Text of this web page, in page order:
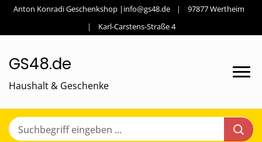
Anton Konradi Geschenkshop |info@gs48.de
97877 Wertheim
Karl-Carstens-Straße 4
GS48.de
Haushalt & Geschenke